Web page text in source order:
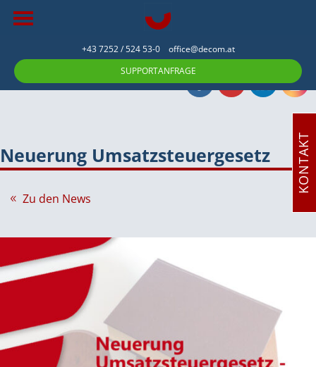
+43 7252 / 524 53-0 office@decom.at
SUPPORTANFRAGE
Neuerung Umsatzsteuergesetz
Zu den News
KONTAKT